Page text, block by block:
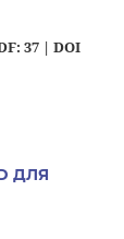
37 | DOI
ДЛЯ